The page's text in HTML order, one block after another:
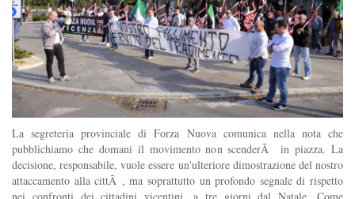
La segreteria provinciale di Forza Nuova comunica nella nota che
pubblichiamo che domani il movimento non scenderÃ in piazza. La
decisione, responsabile, vuole essere un'ulteriore dimostrazione del nostro
attaccamento alla cittÃ , ma soprattutto un profondo segnale di rispetto